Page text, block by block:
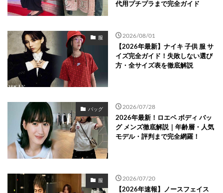
代用プチプラまで完全ガイド
服 2026/08/01
【2026年最新】ナイキ 子供 服 サ
イズ完全ガイド！失敗しない選び
方・全サイズ表を徹底解説
バッグ 2026/07/28
2026年最新！ロエベ ボディ バッ
グ メンズ徹底解説｜年齢層・人気
モデル・評判まで完全網羅！
服 2026/07/20
【2026年速報】ノースフェイス